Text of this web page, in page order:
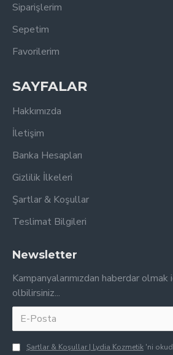
Siparişlerim
Sepetim
Favorilerim
SAYFALAR
Hakkımızda
İletişim
Banka Hesapları
Gizlilik İlkeleri
Şartlar & Koşullar
Teslimat Bilgileri
Newsletter
Kampanyalarımızdan haberdar
olbilirsiniz...
Şartlar & Koşullar | Lydia Kozmetik 'ni